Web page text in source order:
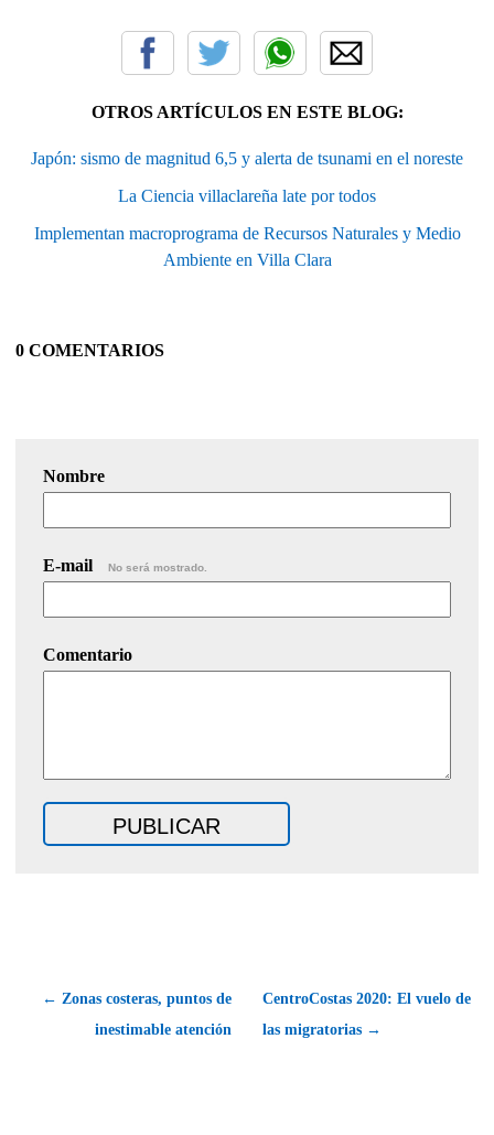
OTROS ARTÍCULOS EN ESTE BLOG:
Japón: sismo de magnitud 6,5 y alerta de tsunami en el noreste
La Ciencia villaclareña late por todos
Implementan macroprograma de Recursos Naturales y Medio
Ambiente en Villa Clara
0 COMENTARIOS
Nombre
E-mail No será mostrado.
Comentario
← Zonas costeras, puntos de
inestimable atención
CentroCostas 2020: El vuelo de
las migratorias →